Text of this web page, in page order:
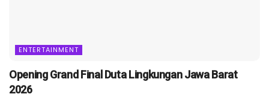
ENTERTAINMENT
Opening Grand Final Duta Lingkungan Jawa Barat
2026